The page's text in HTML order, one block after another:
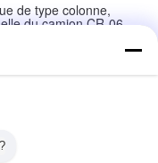
de type colonne,
du camion CR-06
de pression de
de pression de